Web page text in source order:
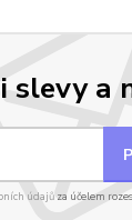
slevy a
údajůza účelem